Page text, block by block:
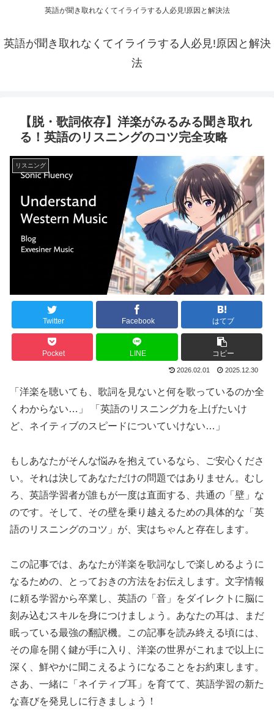
英語が聞き取れなくてイライラする人必見!原因と解決法
英語が聞き取れなくてイライラする人必見!原因と解決
法
【脱・歌詞依存】洋楽がみるみる聞き取れ
る！英語のリスニングのコツ完全攻略
リスニング
Twitter Facebook はてブ
Pocket LINE コピー
2026.02.01 2025.12.30
「洋楽を聴いても、歌詞を見ないと何を歌っているのか全
くわからない…」 「英語のリスニング力を上げたいけ
ど、ネイティブのスピードについていけない…」
もしあなたがそんな悩みを抱えているなら、ご安心くださ
い。それは決してあなただけの問題ではありません。むし
ろ、英語学習者が誰もが一度は直面する、共通の「壁」な
のです。そして、その壁を乗り越えるための具体的な「英
語のリスニングのコツ」が、実はちゃんと存在します。
この記事では、あなたが洋楽を歌詞なしで楽しめるように
なるための、とっておきの方法をお伝えします。文字情報
に頼る学習から卒業し、英語の「音」をダイレクトに脳に
刻み込むスキルを身につけましょう。あなたの耳は、まだ
眠っている最強の翻訳機。この記事を読み終える頃には、
その扉を開く鍵が手に入り、洋楽の世界がこれまで以上に
深く、鮮やかに聞こえるようになることをお約束します。
さあ、一緒に「ネイティブ耳」を育てて、英語学習の新た
な喜びを発見しに行きましょう！